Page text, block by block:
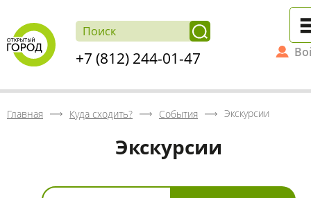
+7 (812) 244-01-47
Главная Куда сходить? События Экскурсии
Экскурсии